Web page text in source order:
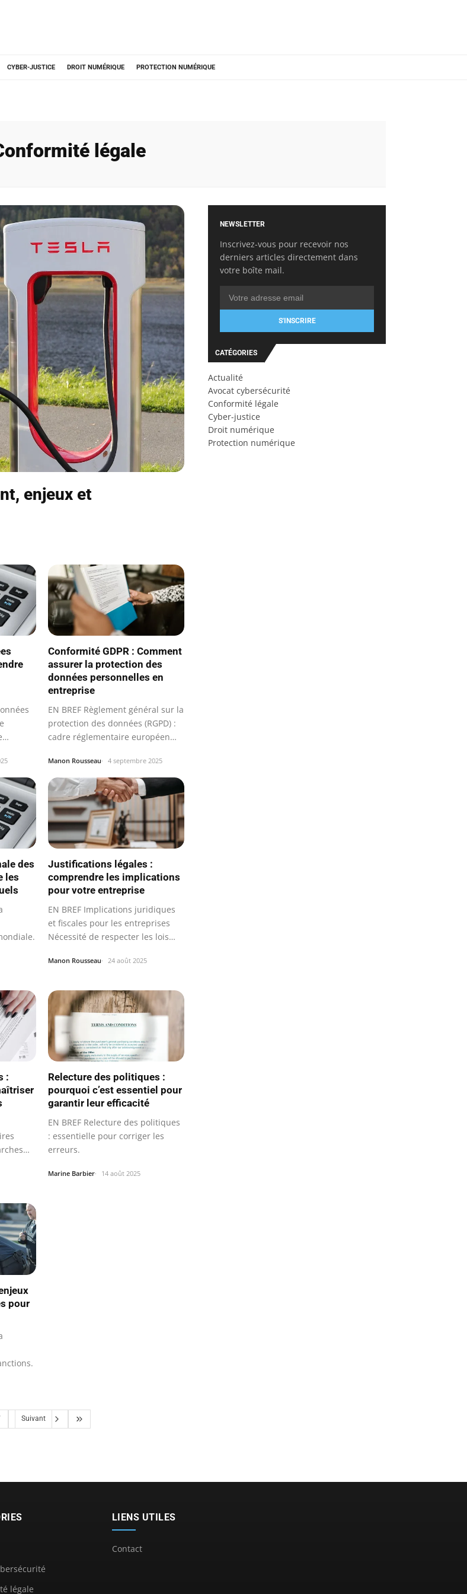
CYBER-JUSTICE DROIT NUMÉRIQUE PROTECTION NUMÉRIQUE
légale
enjeux et
Conformité GDPR : Comment
assurer la protection des
données personnelles en
entreprise
EN BREF Règlement général sur la
protection des données (RGPD) :
cadre réglementaire européen
Manon Rousseau 4 septembre 2025
des
les
Justifications légales :
comprendre les implications
pour votre entreprise
EN BREF Implications juridiques
et fiscales pour les entreprises
Nécessité de respecter les lois
Manon Rousseau 24 août 2025
:
Relecture des politiques :
pourquoi c’est essentiel pour
garantir leur efficacité
EN BREF Relecture des politiques
: essentielle pour corriger les
erreurs.
Marine Barbier 14 août 2025
pour
Suivant
NEWSLETTER
Inscrivez-vous pour recevoir nos
derniers articles directement dans
votre boîte mail.
S'INSCRIRE
CATÉGORIES
Actualité
Avocat cybersécurité
Conformité légale
Cyber-justice
Droit numérique
Protection numérique
légale
LIENS UTILES
Contact